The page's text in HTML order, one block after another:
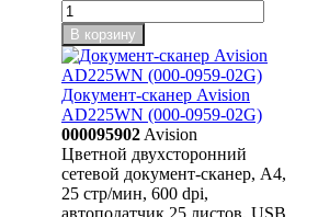
В корзину
Документ-сканер Avision
AD225WN (000-0959-02G)
000095902 Avision
Цветной двухсторонний
сетевой документ-сканер, А4,
25 стр/мин, 600 dpi,
автоподатчик 25 листов, USB